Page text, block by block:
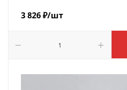
3 826₽/шт